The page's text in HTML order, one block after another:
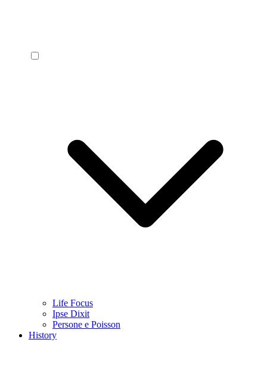
Life Focus
Ipse Dixit
Persone e Poisson
History